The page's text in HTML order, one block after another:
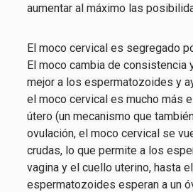
aumentar al máximo las
El moco cervical es segregado
El moco cambia de consistencia
mejor a los espermatozoides y
el moco cervical es mucho más
útero (un mecanismo que
ovulación, el moco cervical se
crudas, lo que permite a los
vagina y el cuello uterino, hasta
espermatozoides esperan a un